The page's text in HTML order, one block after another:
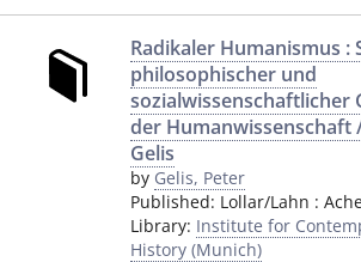
Radikaler Humanismus :
philosophischer und
sozialwissenschaftlicher
der Humanwissenschaft
Gelis
by Gelis, Peter
Published: Lollar/Lahn :
Library: Institute for
History (Munich)